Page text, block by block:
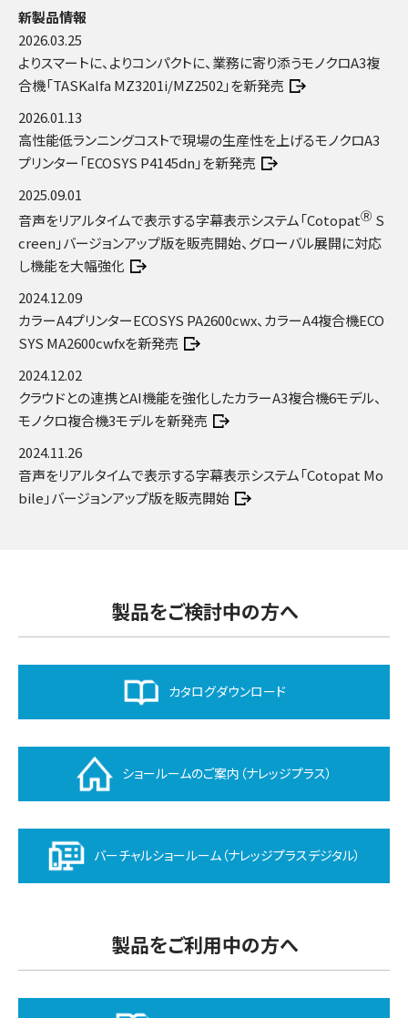
新製品情報
2026.03.25
よりスマートに、よりコンパクトに、業務に寄り添うモノクロA3複
合機「TASKalfa MZ3201i/MZ2502」を新発売
2026.01.13
高性能低ランニングコストで現場の生産性を上げるモノクロA3
プリンター「ECOSYS P4145dn」を新発売
2025.09.01
音声をリアルタイムで表示する字幕表示システム「CotopatⓇ S
creen」バージョンアップ版を販売開始、グローバル展開に対応
し機能を大幅強化
2024.12.09
カラーA4プリンターECOSYS PA2600cwx、カラーA4複合機ECO
SYS MA2600cwfxを新発売
2024.12.02
クラウドとの連携とAI機能を強化したカラーA3複合機6モデル、
モノクロ複合機3モデルを新発売
2024.11.26
音声をリアルタイムで表示する字幕表示システム「Cotopat Mo
bile」バージョンアップ版を販売開始
製品をご検討中の方へ
カタログダウンロード
ショールームのご案内（ナレッジプラス）
バーチャルショールーム（ナレッジプラスデジタル）
製品をご利用中の方へ